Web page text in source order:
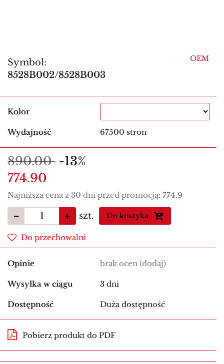
Symbol:
8528B002/8528B003
OEM
Kolor
Wydajność 67500 stron
890.00 -13%
774.90
Najniższa cena z 30 dni przed promocją: 774.9
szt. Do koszyka
Do przechowalni
Opinie brak ocen (dodaj)
Wysyłka w ciągu 3 dni
Dostępność Duża dostępność
Pobierz produkt do PDF